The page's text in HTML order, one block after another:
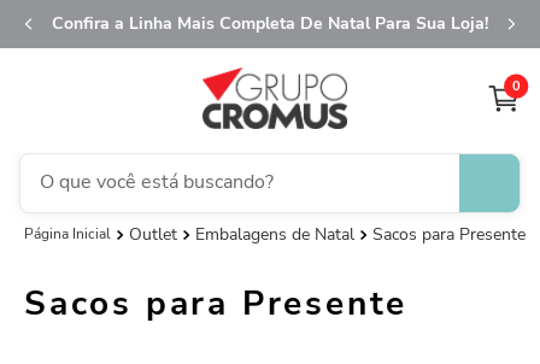
Confira a Linha Mais Completa De Natal Para Sua Loja!
0
O que você está buscando?
Outlet Embalagens de Natal Sacos para Presente
Sacos para Presente
TERMOS MAIS BUSCADOS
2 º
saco presente